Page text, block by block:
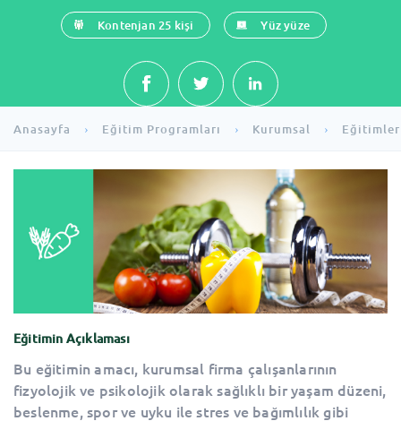
Kontenjan 25 kişi Yüz yüze
Anasayfa Eğitim Programları Kurumsal Eğitimler
Eğitimin Açıklaması
Bu eğitimin amacı, kurumsal firma çalışanlarının
fizyolojik ve psikolojik olarak sağlıklı bir yaşam düzeni,
beslenme, spor ve uyku ile stres ve bağımlılık gibi